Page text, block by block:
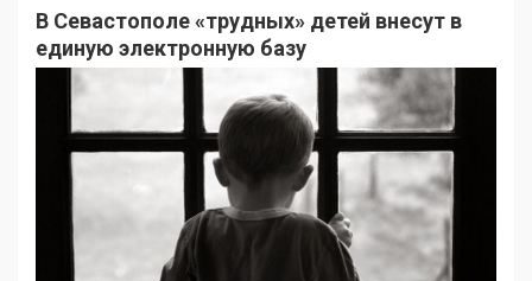
В Севастополе «трудных» детей внесут в
единую электронную базу